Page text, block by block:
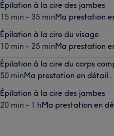
Épilation à la cire des jambes
15 min - 35 minMa prestation
Épilation à la cire du visage
10 min - 25 minMa prestation
Épilation à la cire du corps
50 minMa prestation en détail...
Épilation à la cire des jambes
20 min - 1 hMa prestation en